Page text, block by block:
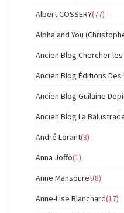
Albert COSSERY(77)
Alpha and You
Ancien Blog Chercher
Ancien Blog Éditions
Ancien Blog Guilaine
Ancien Blog La
André Lorant(3)
Anna Joffo(1)
Anne Mansouret(8)
Anne-Lise Blanchard(17)